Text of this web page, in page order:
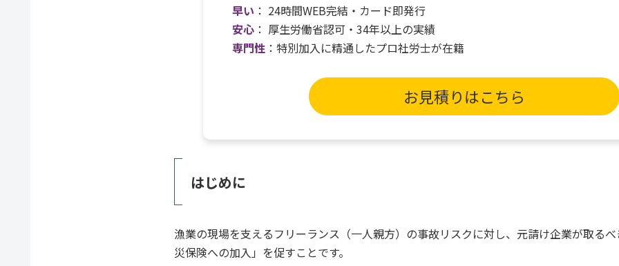
早い ： 24時間WEB完結・カード即発行
安心 ： 厚生労働省認可・34年以上の実績
専門性 ：特別加入に精通したプロ社労士が在籍
お見積りはこちら
はじめに
漁業の現場を支えるフリーランス（一人親方）の事故リスクに対し、元請け企業が取る
災保険への加入」を促すことです。